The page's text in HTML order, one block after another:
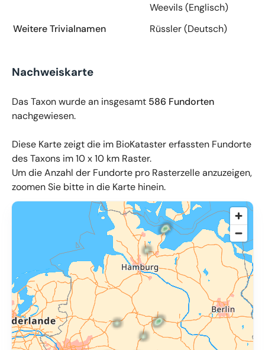
Weevils (Englisch)
Weitere Trivialnamen
Rüssler (Deutsch)
Nachweiskarte
Das Taxon wurde an insgesamt 586 Fundorten
nachgewiesen.
Diese Karte zeigt die im BioKataster erfassten Fundorte
des Taxons im 10 x 10 km Raster.
Um die Anzahl der Fundorte pro Rasterzelle anzuzeigen,
zoomen Sie bitte in die Karte hinein.
© OpenMapTiles OpenStreetMap,34u GmbH